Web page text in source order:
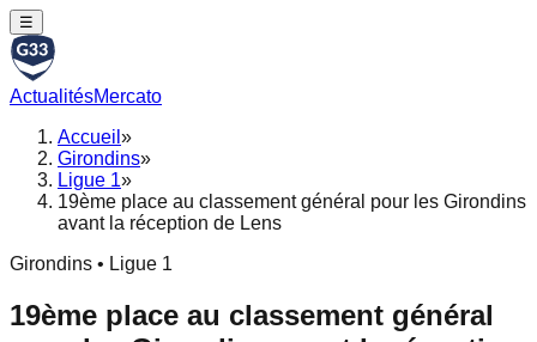
☰
ActualitésMercato
Accueil »
Girondins»
Ligue 1»
19ème place au classement général pour les Girondins
avant la réception de Lens
Girondins • Ligue 1
19ème place au classement général